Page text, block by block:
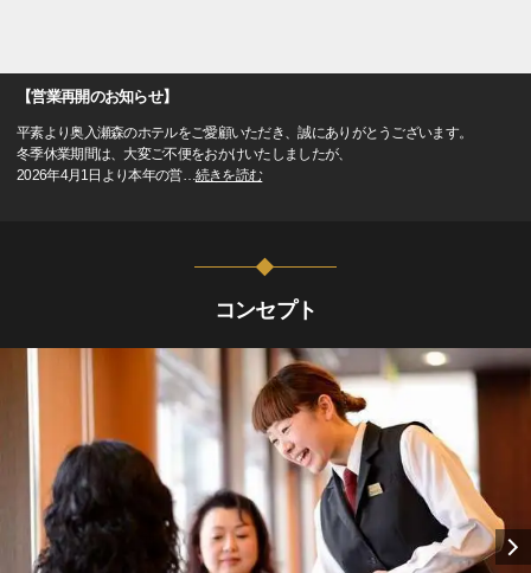
【営業再開のお知らせ】
平素より奥入瀬森のホテルをご愛顧いただき、誠にありがとうございます。
冬季休業期間は、大変ご不便をおかけいたしましたが、
2026年4月1日より本年の営…続きを読む
コンセプト